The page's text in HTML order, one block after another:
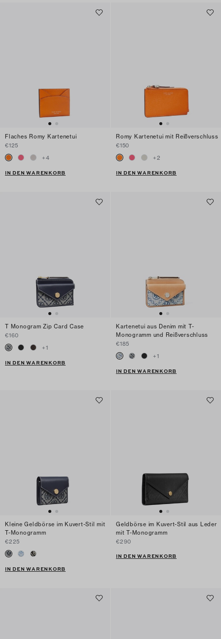
Flaches Romy Kartenetui
€125
+4
IN DEN WARENKORB
Romy Kartenetui mit Reißverschluss
€150
+2
IN DEN WARENKORB
T Monogram Zip Card Case
€160
+1
IN DEN WARENKORB
Kartenetui aus Denim mit T-
Monogramm und Reißverschluss
€185
+1
IN DEN WARENKORB
Kleine Geldbörse im Kuvert-Stil mit
T-Monogramm
€225
IN DEN WARENKORB
Geldbörse im Kuvert-Stil aus Leder
mit T-Monogramm
€290
IN DEN WARENKORB